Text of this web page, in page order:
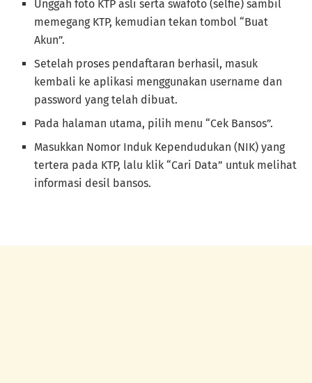
Unggah foto KTP asli serta swafoto (selfie) sambil
memegang KTP, kemudian tekan tombol “Buat
Akun”.
Setelah proses pendaftaran berhasil, masuk
kembali ke aplikasi menggunakan username dan
password yang telah dibuat.
Pada halaman utama, pilih menu “Cek Bansos”.
Masukkan Nomor Induk Kependudukan (NIK) yang
tertera pada KTP, lalu klik “Cari Data” untuk melihat
informasi desil bansos.